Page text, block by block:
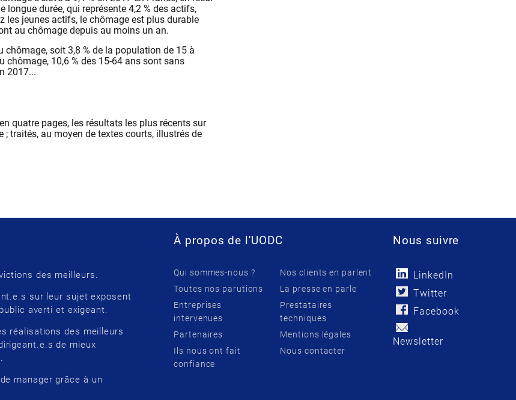
durée, qui représente 4,2 % des actifs,
les jeunes actifs, le chômage est plus durable
au chômage depuis au moins un an.
chômage, soit 3,8 % de la population de 15 à
10,6 % des 15-64 ans sont sans
2017...
quatre pages, les résultats les plus récents sur
traités, au moyen de textes courts, illustrés de
des meilleurs.
sur leur sujet exposent
averti et exigeant.
réalisations des meilleurs
de mieux
manager grâce à un
À propos de l'UODC
Qui sommes-nous ?
Toutes nos parutions
Entreprises
intervenues
Partenaires
Ils nous ont fait
confiance
Nos clients en parlent
La presse en parle
Prestataires
techniques
Mentions légales
Nous contacter
Nous suivre
LinkedIn
Twitter
Facebook
Newsletter